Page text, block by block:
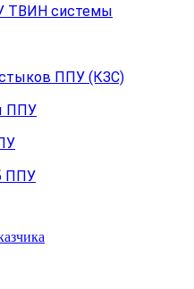
ТВИН системы
ППУ (КЗС)
ППУ
ППУ